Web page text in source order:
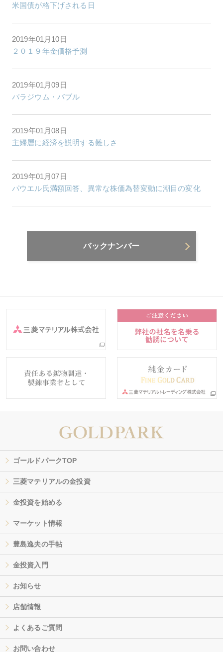
米国債が格下げされる日
2019年01月10日
２０１９年金価格予測
2019年01月09日
パラジウム・バブル
2019年01月08日
主婦層に経済を説明する難しさ
2019年01月07日
パウエル氏満額回答、異常な株価為替変動に潮目の変化
バックナンバー
ゴールドパークTOP
三菱マテリアルの金投資
金投資を始める
マーケット情報
豊島逸夫の手帖
金投資入門
お知らせ
店舗情報
よくあるご質問
お問い合わせ